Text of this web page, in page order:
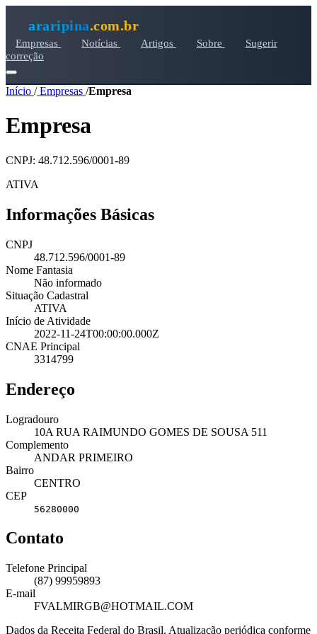
araripina.com.br
Empresas Notícias Artigos Sobre
Sugerir
correção
Início /Empresas /Empresa
Empresa
CNPJ: 48.712.596/0001-89
ATIVA
Informações Básicas
CNPJ
48.712.596/0001-89
Nome Fantasia
Não informado
Situação Cadastral
ATIVA
Início de Atividade
2022-11-24T00:00:00.000Z
CNAE Principal
3314799
Endereço
Logradouro
10A RUA RAIMUNDO GOMES DE SOUSA 511
Complemento
ANDAR PRIMEIRO
Bairro
CENTRO
CEP
56280000
Contato
Telefone Principal
(87) 99959893
E-mail
FVALMIRGB@HOTMAIL.COM
Dados da Receita Federal do Brasil. Atualização periódica conforme